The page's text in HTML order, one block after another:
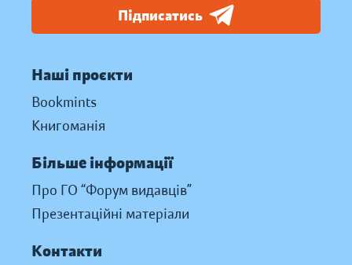
Підписатись
Наші проєкти
Bookmints
Книгоманія
Більше інформації
Про ГО “Форум видавців”
Презентаційні матеріали
Контакти